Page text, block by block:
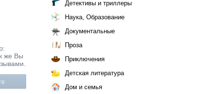
же Вы
Детективы и триллеры
Наука, Образование
Документальные
Проза
Приключения
Детская литература
Дом и семья